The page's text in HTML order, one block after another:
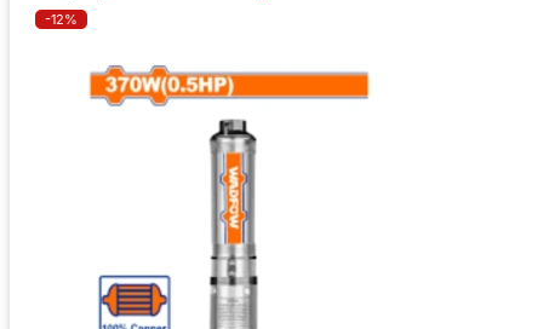
-12%